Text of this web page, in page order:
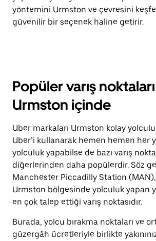
yöntemini Urmston ve çevresini
güvenilir bir seçenek haline getirir.
Popüler varış noktaları
Urmston içinde
Uber markaları Urmston kolay
Uber’i kullanarak hemen hemen her
yolculuk yapabilse de bazı varış
diğerlerinden daha popülerdir. Söz
Manchester Piccadilly Station (MAN),
Urmston bölgesinde yolculuk yapan
en çok talep ettiği varış noktasıdır.
Burada, yolcu bırakma noktaları ve
güzergâh ücretleriyle birlikte